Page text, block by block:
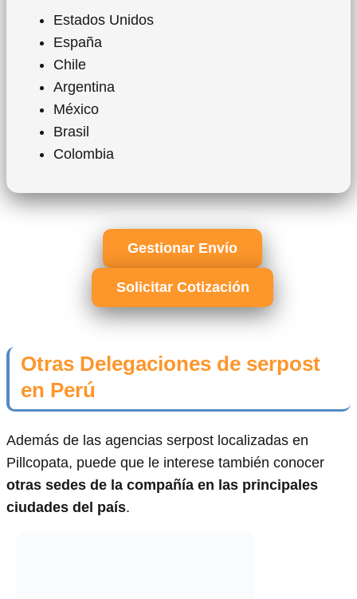
Estados Unidos
España
Chile
Argentina
México
Brasil
Colombia
Gestionar Envío
Solicitar Cotización
Otras Delegaciones de serpost
en Perú
Además de las agencias serpost localizadas en
Pillcopata, puede que le interese también conocer
otras sedes de la compañía en las principales
ciudades del país.